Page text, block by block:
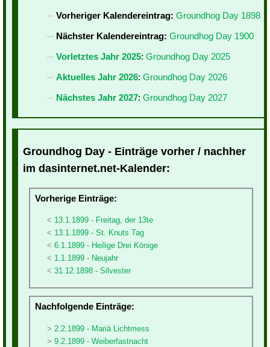
Vorheriger Kalendereintrag: Groundhog Day 1898
Nächster Kalendereintrag: Groundhog Day 1900
Vorletztes Jahr 2025: Groundhog Day 2025
Aktuelles Jahr 2026: Groundhog Day 2026
Nächstes Jahr 2027: Groundhog Day 2027
Groundhog Day - Einträge vorher / nachher
im dasinternet.net-Kalender:
Vorherige Einträge:
13.1.1899 - Freitag, der 13te
13.1.1899 - St. Knuts Tag
6.1.1899 - Heilige Drei Könige
1.1.1899 - Neujahr
31.12.1898 - Silvester
Nachfolgende Einträge:
2.2.1899 - Mariä Lichtmess
9.2.1899 - Weiberfastnacht